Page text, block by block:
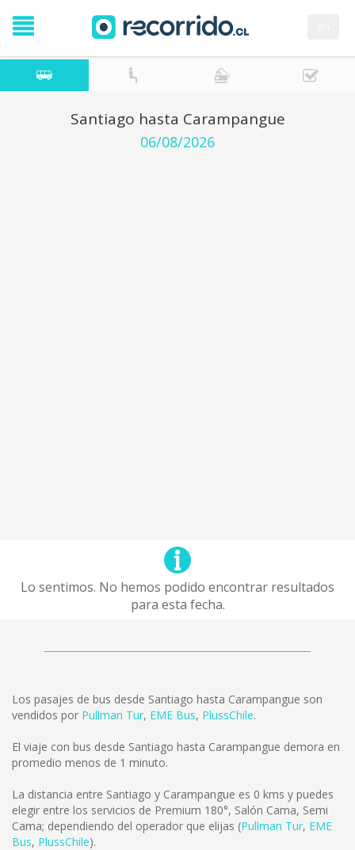
Santiago hasta Carampangue
06/08/2026
Lo sentimos. No hemos podido encontrar resultados
para esta fecha.
Los pasajes de bus desde Santiago hasta Carampangue son
vendidos por Pullman Tur, EME Bus, PlussChile.
El viaje con bus desde Santiago hasta Carampangue demora en
promedio menos de 1 minuto.
La distancia entre Santiago y Carampangue es 0 kms y puedes
elegir entre los servicios de Premium 180°, Salón Cama, Semi
Cama; dependiendo del operador que elijas (Pullman Tur, EME
Bus, PlussChile).